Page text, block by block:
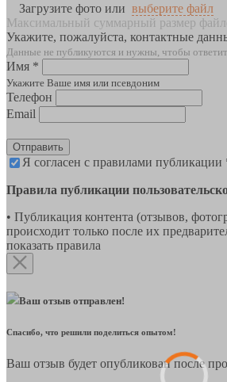
Загрузите фото или выберите файл
Максимальный суммарный размер
Укажите, пожалуйста, контактные
Данные не публикуются и нужны, чтобы
Имя *
Укажите Ваше имя или псевдоним
Телефон
Email
Отправить
Я согласен с правилами публикации
Правила публикации
• Публикация контента (отзывов,
происходит только после их
показать правила
Ваш отзыв отправлен!
Спасибо, что решили поделиться опытом!
Ваш отзыв будет опубликован после